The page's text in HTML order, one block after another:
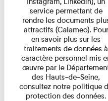
service permettant de
rendre les documents
attractifs (Calameo). Pour
en savoir plus sur les
traitements de données à
caractère personnel mis
œuvre par le
des Hauts-de-Seine,
consultez notre politique
protection des données.